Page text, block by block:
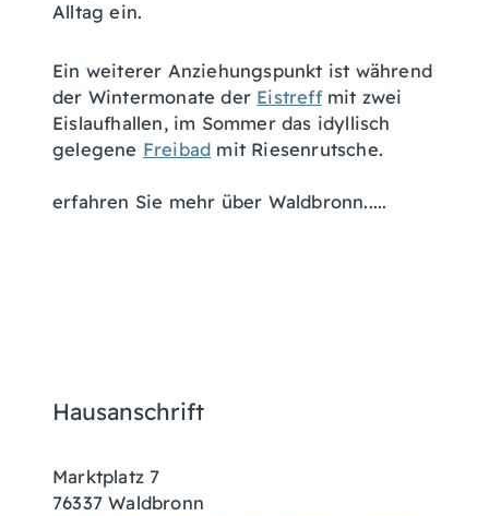
Alltag ein.
Ein weiterer Anziehungspunkt ist während
der Wintermonate der Eistreffmit zwei
Eislaufhallen, im Sommer das idyllisch
gelegene Freibad mit Riesenrutsche.
erfahren Sie mehr über Waldbronn.....
Hausanschrift
Marktplatz 7
76337 Waldbronn